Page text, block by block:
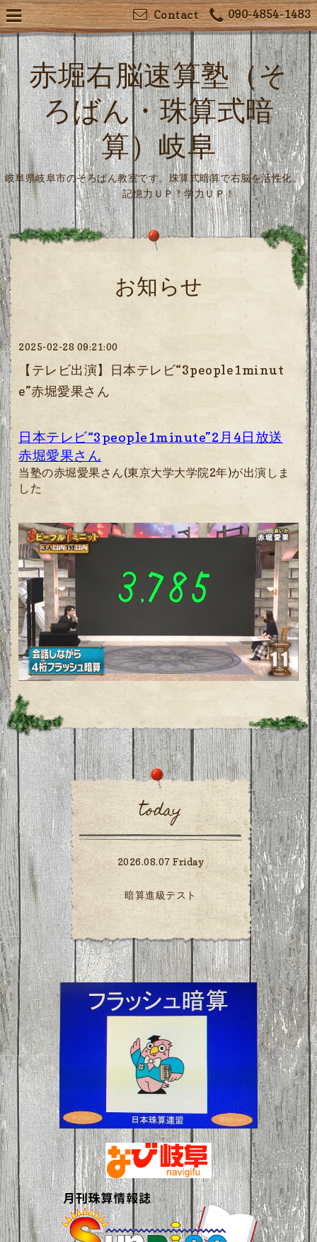
090-4854-1483
Contact
赤堀右脳速算塾（そ
ろばん・珠算式暗
算）岐阜
岐阜県岐阜市のそろばん教室です。珠算式暗算で右脳を活性化。
記憶力ＵＰ！学力ＵＰ！
お知らせ
2025-02-28 09:21:00
【テレビ出演】日本テレビ“3people1minut
e”赤堀愛果さん
日本テレビ“3people1minute”2月4日放送
赤堀愛果さん
当塾の赤堀愛果さん(東京大学大学院2年)が出演しま
した
today
2026.08.07 Friday
暗算進級テスト